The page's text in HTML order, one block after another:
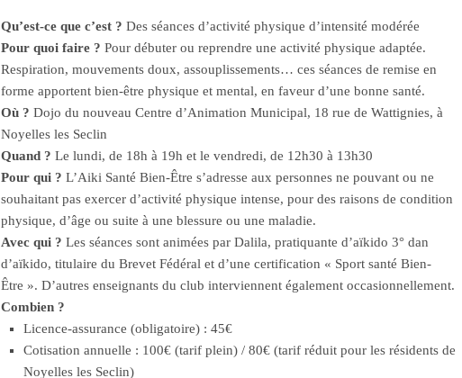
Qu’est-ce que c’est ?Des séances d’activité physique d’intensité modérée
Pour quoi faire ? Pour débuter ou reprendre une activité physique adaptée.
Respiration, mouvements doux, assouplissements… ces séances de remise en
forme apportent bien-être physique et mental, en faveur d’une bonne santé.
Où ? Dojo du nouveau Centre d’Animation Municipal, 18 rue de Wattignies, à
Noyelles les Seclin
Quand ?Le lundi, de 18h à 19h et le vendredi, de 12h30 à 13h30
Pour qui ? L’Aiki Santé Bien-Être s’adresse aux personnes ne pouvant ou ne
souhaitant pas exercer d’activité physique intense, pour des raisons de condition
physique, d’âge ou suite à une blessure ou une maladie.
Avec qui ? Les séances sont animées par Dalila, pratiquante d’aïkido 3° dan
d’aïkido, titulaire du Brevet Fédéral et d’une certification « Sport santé Bien-
Être ». D’autres enseignants du club interviennent également occasionnellement.
Combien ?
Licence-assurance (obligatoire) : 45€
Cotisation annuelle : 100€ (tarif plein) / 80€ (tarif réduit pour les résidents de
Noyelles les Seclin)